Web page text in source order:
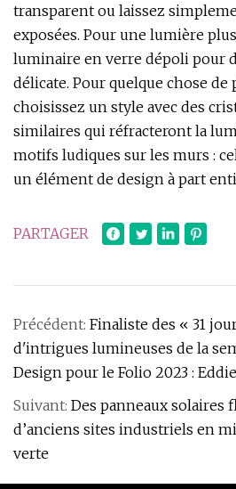
transparent ou laissez
exposées. Pour une lumière
luminaire en verre dépoli pour
délicate. Pour quelque chose de
choisissez un style avec des
similaires qui réfracteront la
motifs ludiques sur les murs :
un élément de design à part
PARTAGER
Précédent: Finaliste des « 31
d'intrigues lumineuses de la
Design pour le Folio 2023 :
Suivant: Des panneaux
d’anciens sites industriels en
verte